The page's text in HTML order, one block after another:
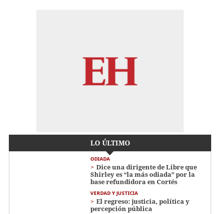
LO ÚLTIMO
ODIADA
Dice una dirigente de Libre que
Shirley es “la más odiada” por la
base refundidora en Cortés
VERDAD Y JUSTICIA
El regreso: justicia, política y
percepción pública